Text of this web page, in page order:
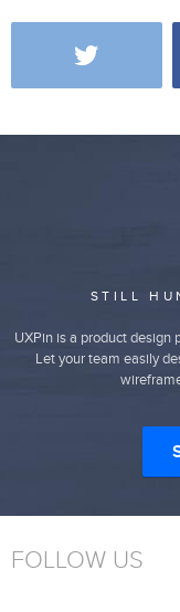
STILL
UXPin is a product design
Let your team easily
FOLLOW US